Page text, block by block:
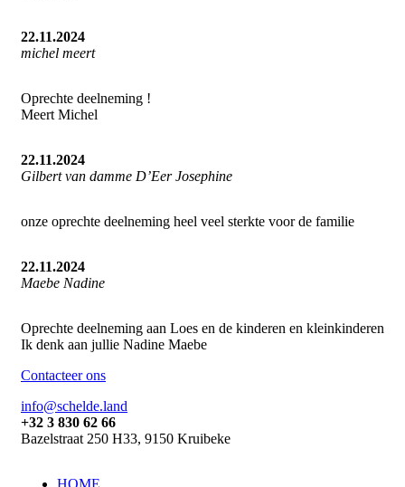
22.11.2024
michel meert
Oprechte deelneming !
Meert Michel
22.11.2024
Gilbert van damme D’Eer Josephine
onze oprechte deelneming heel veel sterkte voor de familie
22.11.2024
Maebe Nadine
Oprechte deelneming aan Loes en de kinderen en kleinkinderen
Ik denk aan jullie Nadine Maebe
Contacteer ons
info@schelde.land
+32 3 830 62 66
Bazelstraat 250 H33, 9150 Kruibeke
HOME